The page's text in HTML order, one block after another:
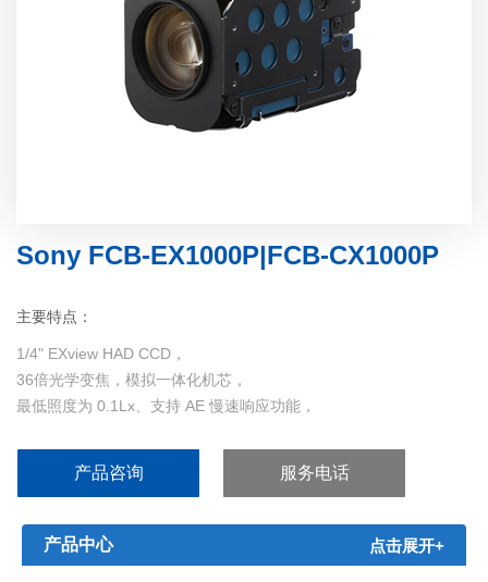
Sony FCB-EX1000P|FCB-CX1000P
主要特点：
1/4" EXview HAD CCD，
36倍光学变焦，模拟一体化机芯，
最低照度为 0.1Lx、支持 AE 慢速响应功能，
产品咨询 服务电话
产品中心 点击展开+